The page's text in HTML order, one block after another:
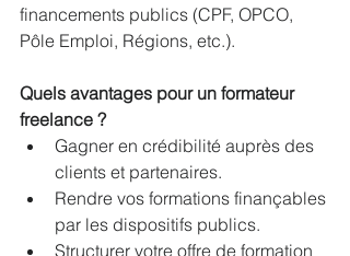
financements publics (CPF, OPCO,
Pôle Emploi, Régions, etc.).
Quels avantages pour un formateur
freelance ?
Gagner en crédibilité auprès des
clients et partenaires.
Rendre vos formations finançables
par les dispositifs publics.
Structurer votre offre de formation